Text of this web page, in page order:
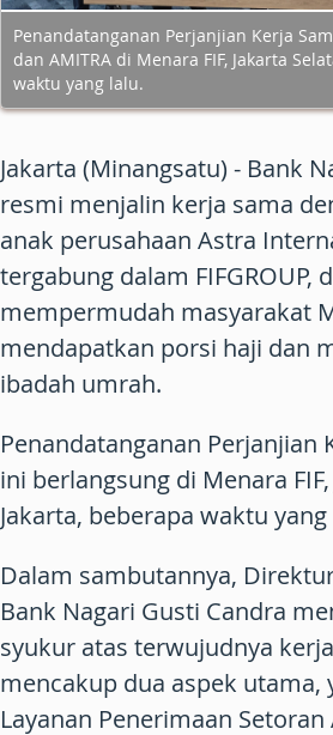
Penandatanganan Perjanjian Kerja
dan AMITRA di Menara FIF, Jakarta
waktu yang lalu.
Jakarta (Minangsatu) - Bank
resmi menjalin kerja sama
anak perusahaan Astra
tergabung dalam FIFGROUP,
mempermudah masyarakat
mendapatkan porsi haji dan
ibadah umrah.
Penandatanganan Perjanjian
ini berlangsung di Menara
Jakarta, beberapa waktu yang
Dalam sambutannya,
Bank Nagari Gusti Candra
syukur atas terwujudnya
mencakup dua aspek utama,
Layanan Penerimaan Setoran